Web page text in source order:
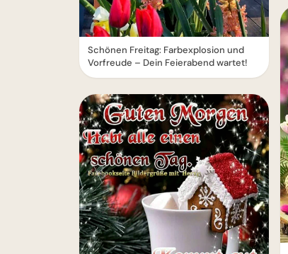
Schönen Freitag: Farbexplosion und
Vorfreude – Dein Feierabend wartet!